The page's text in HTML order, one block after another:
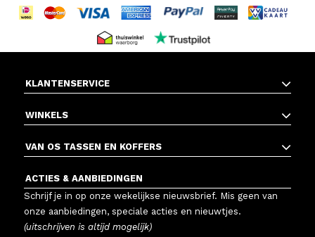
KLANTENSERVICE
WINKELS
VAN OS TASSEN EN KOFFERS
ACTIES & AANBIEDINGEN
Schrijf je in op onze wekelijkse nieuwsbrief. Mis geen van
onze aanbiedingen, speciale acties en nieuwtjes.
(uitschrijven is altijd mogelijk)